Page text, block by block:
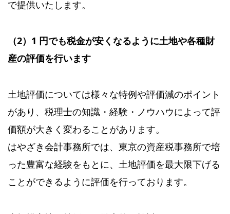
で提供いたします。
（2）1 円でも税金が安くなるように土地や各種財
産の評価を行います
土地評価については様々な特例や評価減のポイント
があり、税理士の知識・経験・ノウハウによって評
価額が大きく変わることがあります。
はやざき会計事務所では、東京の資産税事務所で培
った豊富な経験をもとに、土地評価を最大限下げる
ことができるように評価を行っております。